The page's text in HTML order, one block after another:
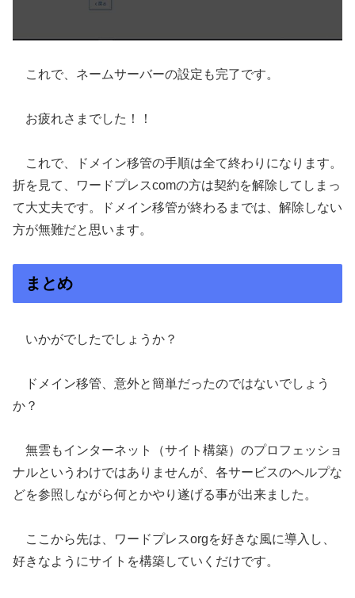
これで、ネームサーバーの設定も完了です。
お疲れさまでした！！
これで、ドメイン移管の手順は全て終わりになります。
折を見て、ワードプレスcomの方は契約を解除してしまっ
て大丈夫です。ドメイン移管が終わるまでは、解除しない
方が無難だと思います。
まとめ
いかがでしたでしょうか？
ドメイン移管、意外と簡単だったのではないでしょう
か？
無雲もインターネット（サイト構築）のプロフェッショ
ナルというわけではありませんが、各サービスのヘルプな
どを参照しながら何とかやり遂げる事が出来ました。
ここから先は、ワードプレスorgを好きな風に導入し、
好きなようにサイトを構築していくだけです。